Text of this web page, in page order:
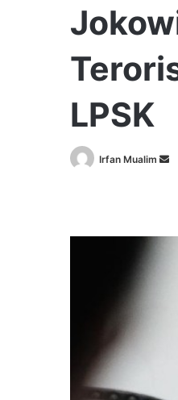
LPSK
Irfan Mualim